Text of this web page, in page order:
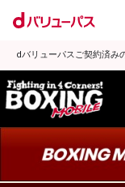
dバリューパスご契約済み